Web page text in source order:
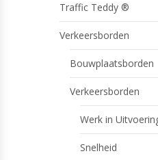
Traffic Teddy ®
Verkeersborden
Bouwplaatsborden
Verkeersborden
Werk in
Snelheid